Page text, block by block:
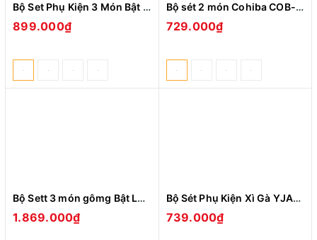
Bộ Set Phụ Kiện 3 Món Bật LửaKhò Gas Mạnh Mẽ, Dao Cắt, Gạt Tàn Xì Ga HB-360 Cao Cấp- Nhiêu Màu
899.000₫
Bộ sét 2 món Cohiba COB-360 gồm Bật Lửa Khò bộ 3 tia kèm đục + Dao cắt các mầu dùng gas cao cấp
729.000₫
Bộ Sett 3 món gômg Bật Lửa, Ống Đựng, Dao Cắt Xì Gà Dành Cho Phái Nam
1.869.000₫
Bộ Sét Phụ Kiện Xì Gà YJA-10018 Bao Gồm Hột Quẹt Bật Lửa, Đục xì gà, Kệ cigar, Thông cigar Cao Cấp (giao màu ngẫu nhiên)
739.000₫